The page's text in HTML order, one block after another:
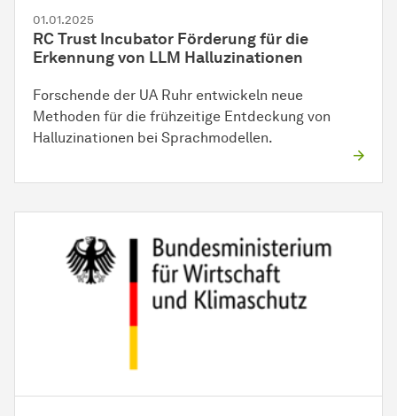
01.01.2025
RC Trust Incubator Förderung für die
Erkennung von LLM Halluzinationen
Forschende der UA Ruhr entwickeln neue
Methoden für die frühzeitige Entdeckung von
Halluzinationen bei Sprachmodellen.